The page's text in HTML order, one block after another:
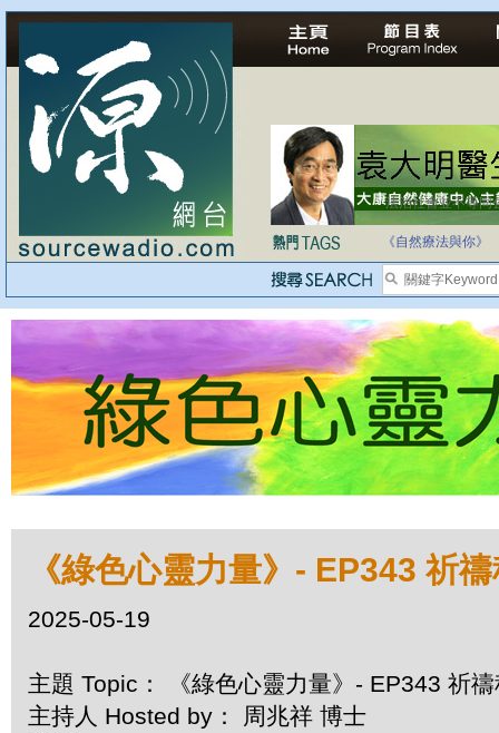
自家教育合法化-
《自然療法與你》
《綠色心靈力量》- EP343 祈
2025-05-19
主題 Topic： 《綠色心靈力量》- EP343 祈
主持人 Hosted by： 周兆祥 博士